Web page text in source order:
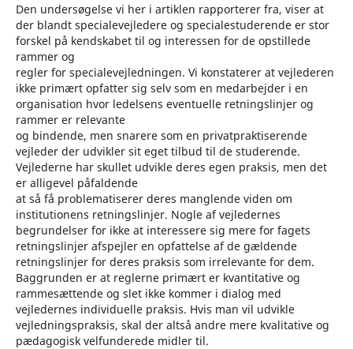
Den undersøgelse vi her i artiklen rapporterer fra, viser at
der blandt specialevejledere og specialestuderende er stor
forskel på kendskabet til og interessen for de opstillede
rammer og
regler for specialevejledningen. Vi konstaterer at vejlederen
ikke primært opfatter sig selv som en medarbejder i en
organisation hvor ledelsens eventuelle retningslinjer og
rammer er relevante
og bindende, men snarere som en privatpraktiserende
vejleder der udvikler sit eget tilbud til de studerende.
Vejlederne har skullet udvikle deres egen praksis, men det
er alligevel påfaldende
at så få problematiserer deres manglende viden om
institutionens retningslinjer. Nogle af vejledernes
begrundelser for ikke at interessere sig mere for fagets
retningslinjer afspejler en opfattelse af de gældende
retningslinjer for deres praksis som irrelevante for dem.
Baggrunden er at reglerne primært er kvantitative og
rammesættende og slet ikke kommer i dialog med
vejledernes individuelle praksis. Hvis man vil udvikle
vejledningspraksis, skal der altså andre mere kvalitative og
pædagogisk velfunderede midler til.